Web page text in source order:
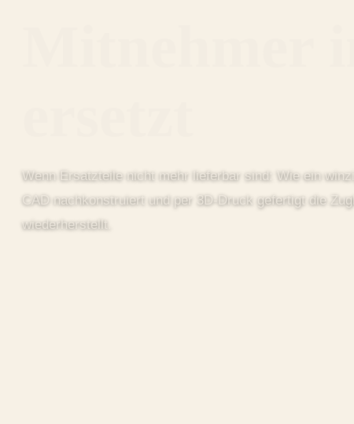
Wenn Ersatzteile nicht mehr lieferbar sind: Wie ein
CAD nachkonstruiert und per 3D-Druck gefertigt die
wiederherstellt.